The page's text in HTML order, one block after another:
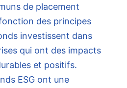
de placement
des principes
investissent dans
qui ont des impacts
et positifs.
ESG ont une